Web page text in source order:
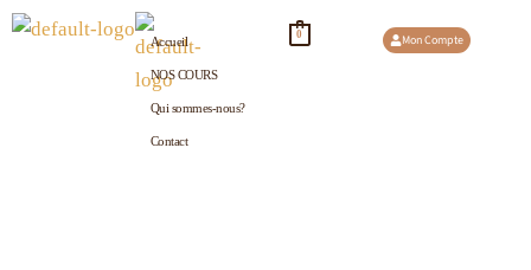
Aller
Accueil
NOS COURS
Qui sommes-nous?
Contact
0 Mon Compte